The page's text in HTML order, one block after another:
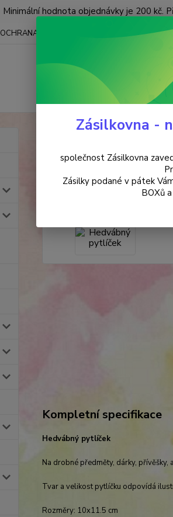
Minimální hodnota objednávky je 200 kč.
OCHRANA OSOBNÍCH ÚDAJŮ KONTAKTY
DOMOV Hedvábný
Hedvábný
Kompletní specifikace
Hedvábný pytlíček
Na drobné předměty, dárky, přívěšky,
Tvar a velikost pytlíčku odpovídá
Rozměry: 10x11.5 cm
Zásilkovna -
společnost Zásilkovna
Zásilky podané v pátek
BOXů